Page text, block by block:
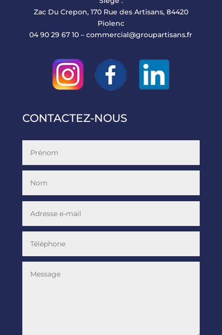
Zac Du Crepon, 170 Rue des Artisans, 84420
Piolenc
04 90 29 67 10 –commercial@groupartisans.fr
CONTACTEZ-NOUS